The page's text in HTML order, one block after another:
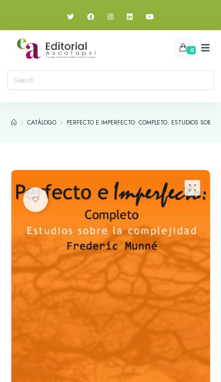
0
CATÁLOGO PERFECTO E IMPERFECTO: COMPLETO. ESTUDIOS SOBRE
Añadir a la lista de deseos